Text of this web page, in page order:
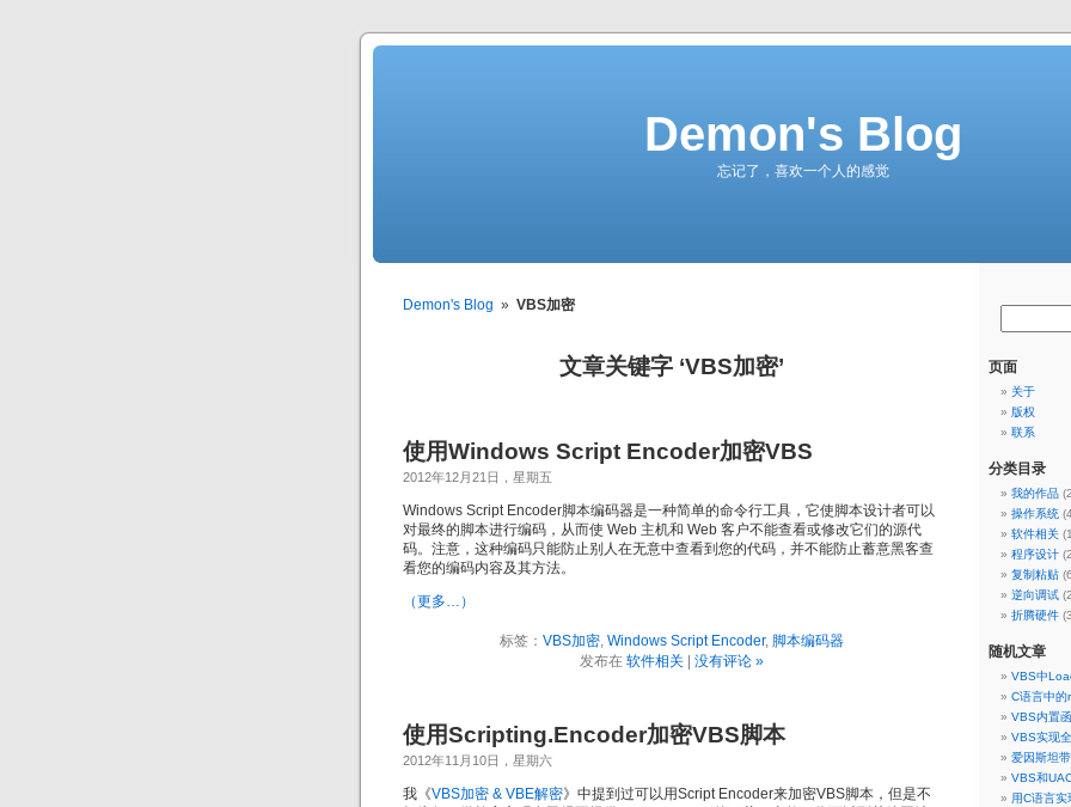
Demon's Blog
忘记了，喜欢一个人的感觉
Demon's Blog » VBS加密
文章关键字 ‘VBS加密’
使用Windows Script Encoder加密VBS
2012年12月21日，星期五
Windows Script Encoder脚本编码器是一种简单的命令行工具，它使脚本设计者可以
对最终的脚本进行编码，从而使 Web 主机和 Web 客户不能查看或修改它们的源代
码。注意，这种编码只能防止别人在无意中查看到您的代码，并不能防止蓄意黑客查
看您的编码内容及其方法。
（更多…）
标签： VBS加密, Windows Script Encoder, 脚本编码器
发布在 软件相关 没有评论 »
使用Scripting.Encoder加密VBS脚本
2012年11月10日，星期六
我《VBS加密 & VBE解密》中提到过可以用Script Encoder来加密VBS脚本，但是不
页面
关于
版权
联系
分类目录
我的作品
操作系统
软件相关
程序设计
复制粘贴
逆向调试
折腾硬件
随机文章
VBS中
C语言中
VBS内置
VBS实现
爱因斯坦
VBS和
用C语言